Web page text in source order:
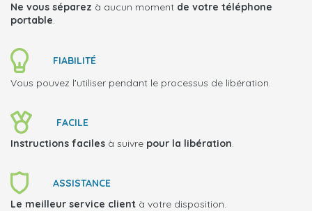
Ne vous séparez à aucun moment de votre téléphone
portable.
FIABILITÉ
Vous pouvez l'utiliser pendant le processus de libération.
FACILE
Instructions faciles à suivre pour la libération.
ASSISTANCE
Le meilleur service client à votre disposition.